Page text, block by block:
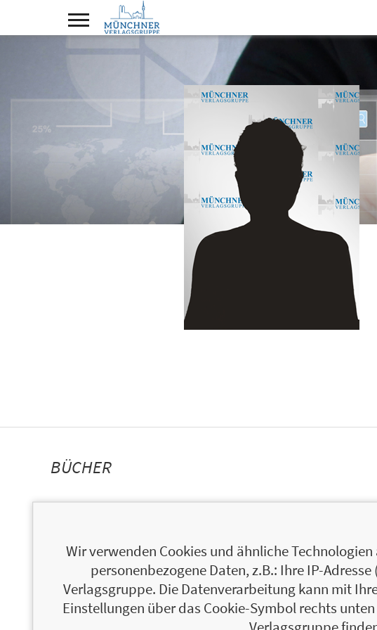
BÜCHER
Wir verwenden Cookies und ähnliche
personenbezogene Daten, z.B.: Ihre IP-
Verlagsgruppe. Die Datenverarbeitung kann mit
Einstellungen über das Cookie-Symbol rechts